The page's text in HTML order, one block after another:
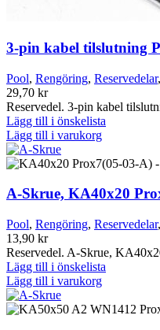
3-pin kabel tilslutning
Pool, Rengöring, Reservedelar,
29,70 kr
Reservedel. 3-pin kabel
Lägg till i önskelista
Lägg till i varukorg
A-Skrue, KA40x20
Pool, Rengöring, Reservedelar,
13,90 kr
Reservedel. A-Skrue,
Lägg till i önskelista
Lägg till i varukorg